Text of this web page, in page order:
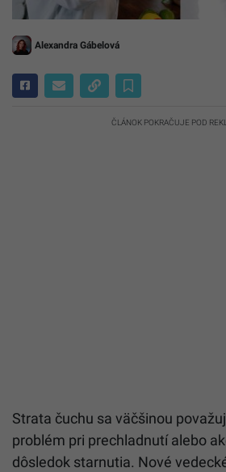
Alexandra Gábelová
ČLÁNOK POKRAČUJE POD
Strata čuchu sa väčšinou
problém pri prechladnutí alebo
dôsledok starnutia. Nové